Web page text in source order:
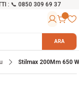
: 📞 0850 309 69 37
ARA
Stilmax 200Mm 650